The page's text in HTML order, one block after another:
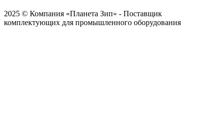
2025 © Компания «Планета Зип» - Поставщик
комплектующих для промышленного оборудования